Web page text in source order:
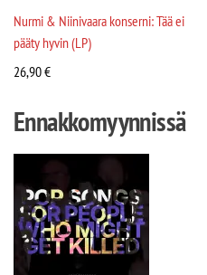
Nurmi & Niinivaara konserni: Tää ei
pääty hyvin (LP)
26,90€
Ennakkomyynnissä